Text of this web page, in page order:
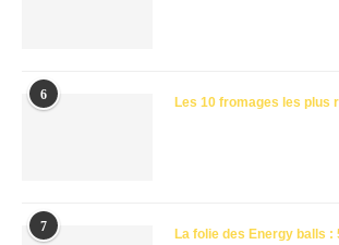
6 Les 10 fromages les plus
7 La folie des Energy balls